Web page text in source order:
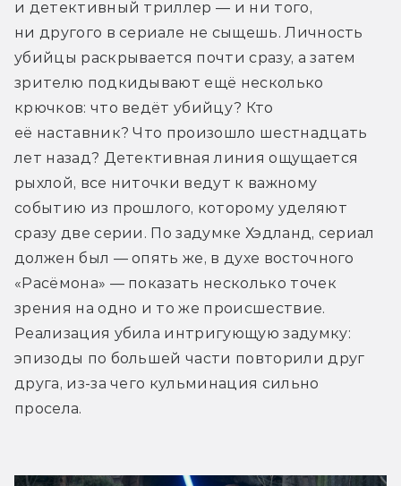
и детективный триллер — и ни того,
ни другого в сериале не сыщешь. Личность
убийцы раскрывается почти сразу, а затем
зрителю подкидывают ещё несколько
крючков: что ведёт убийцу? Кто
её наставник? Что произошло шестнадцать
лет назад? Детективная линия ощущается
рыхлой, все ниточки ведут к важному
событию из прошлого, которому уделяют
сразу две серии. По задумке Хэдланд, сериал
должен был — опять же, в духе восточного
«Расёмона» — показать несколько точек
зрения на одно и то же происшествие.
Реализация убила интригующую задумку:
эпизоды по большей части повторили друг
друга, из-за чего кульминация сильно
просела.